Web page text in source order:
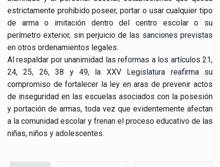
estrictamente prohibido poseer, portar o usar cualquier tipo
de arma o imitación dentro del centro escolar o su
perímetro exterior, sin perjuicio de las sanciones previstas
en otros ordenamientos legales.
Al respaldar por unanimidad las reformas a los artículos 21,
24, 25, 26, 38 y 49, la XXV Legislatura reafirma su
compromiso de fortalecer la ley en aras de prevenir actos
de inseguridad en las escuelas asociados con la posesión
y portación de armas, toda vez que evidentemente afectan
a la comunidad escolar y frenan el proceso educativo de las
niñas, niños y adolescentes.